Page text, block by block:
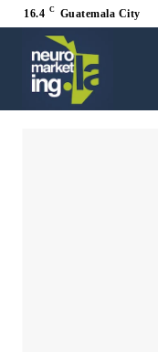
16.4 C Guatemala City